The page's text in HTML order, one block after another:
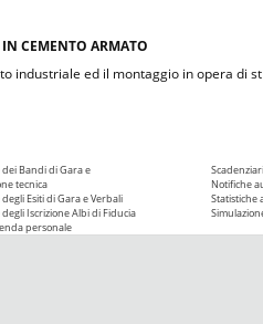
IN CEMENTO ARMATO
industriale ed il montaggio in opera
Bandi di Gara e
tecnica
Esiti di Gara e Verbali
Iscrizione Albi di Fiducia
personale
Notifiche
Statistiche